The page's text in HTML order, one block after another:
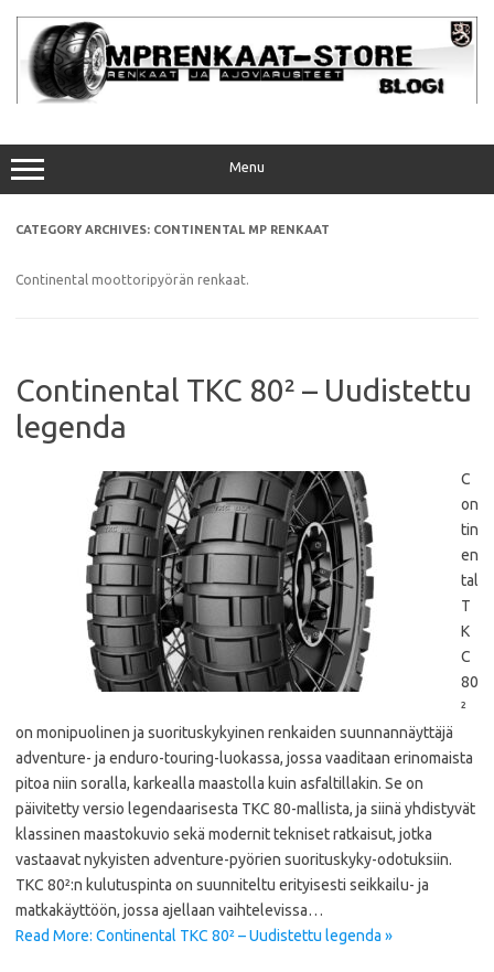
content
Menu
CATEGORY ARCHIVES: CONTINENTAL MP RENKAAT
Continental moottoripyörän renkaat.
Continental TKC 80² – Uudistettu
legenda
C
on
tin
en
tal
T
K
C
80
²
on monipuolinen ja suorituskykyinen renkaiden suunnannäyttäjä
adventure- ja enduro-touring-luokassa, jossa vaaditaan erinomaista
pitoa niin soralla, karkealla maastolla kuin asfaltillakin. Se on
päivitetty versio legendaarisesta TKC 80-mallista, ja siinä yhdistyvät
klassinen maastokuvio sekä modernit tekniset ratkaisut, jotka
vastaavat nykyisten adventure-pyörien suorituskyky-odotuksiin.
TKC 80²:n kulutuspinta on suunniteltu erityisesti seikkailu- ja
matkakäyttöön, jossa ajellaan vaihtelevissa…
Read More: Continental TKC 80² – Uudistettu legenda »